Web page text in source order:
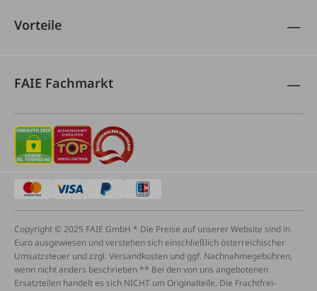
Vorteile
FAIE Fachmarkt
Copyright © 2025 FAIE GmbH * Die Preise auf unserer Website sind in
Euro ausgewiesen und verstehen sich einschließlich österreichischer
Umsatzsteuer und zzgl. Versandkosten und ggf. Nachnahmegebühren,
wenn nicht anders beschrieben ** Bei den von uns angebotenen
Ersatzteilen handelt es sich NICHT um Originalteile. Die Frachtfrei-